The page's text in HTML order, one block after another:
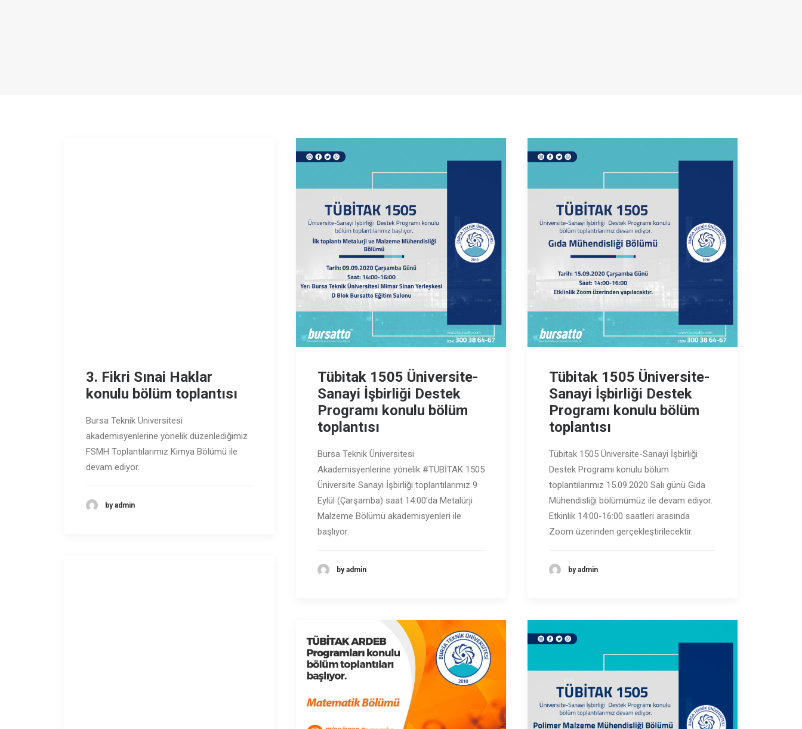
3. Fikri Sınai Haklar
konulu bölüm toplantısı
Bursa Teknik Üniversitesi
akademisyenlerine yönelik düzenlediğimiz
FSMH Toplantılarımız Kimya Bölümü ile
devam ediyor.
by admin
Tübitak 1505 Üniversite-
Sanayi İşbirliği Destek
Programı konulu bölüm
toplantısı
Bursa Teknik Üniversitesi
Akademisyenlerine yönelik #TÜBİTAK 1505
Üniversite Sanayi İşbirliği toplantılarımız 9
Eylül (Çarşamba) saat 14:00'da Metalürji
Malzeme Bölümü akademisyenleri ile
başlıyor.
by admin
Tübitak 1505 Üniversite-
Sanayi İşbirliği Destek
Programı konulu bölüm
toplantısı
Tübitak 1505 Üniversite-Sanayi İşbirliği
Destek Programı konulu bölüm
toplantılarımız 15.09.2020 Salı günü Gıda
Mühendisliği bölümümüz ile devam ediyor.
Etkinlik 14:00-16:00 saatleri arasında
Zoom üzerinden gerçekleştirilecektir.
by admin